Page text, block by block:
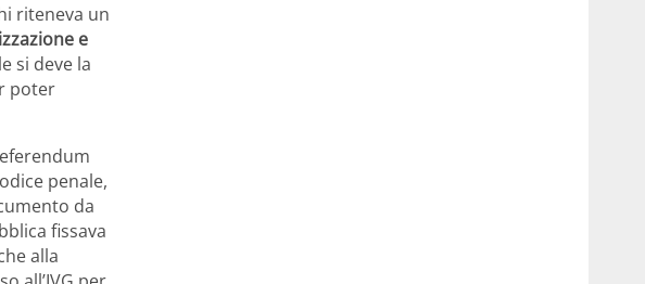
riteneva un
e
si deve la
poter
penale,
da
fissava
alla